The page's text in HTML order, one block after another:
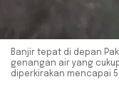
Banjir tepat di depan
genangan air yang
diperkirakan mencapai 5